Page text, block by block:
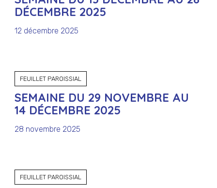
DÉCEMBRE 2025
12 décembre 2025
FEUILLET PAROISSIAL
SEMAINE DU 29 NOVEMBRE AU
14 DÉCEMBRE 2025
28 novembre 2025
FEUILLET PAROISSIAL